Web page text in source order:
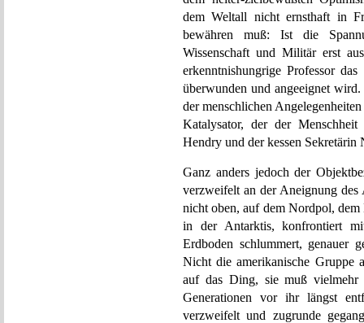
dem Weltall nicht ernsthaft in
bewähren muß: Ist die
Wissenschaft und Militär erst
erkenntnishungrige Professor
überwunden und angeeignet
der menschlichen
Katalysator, der der
Hendry und der kessen
Ganz anders jedoch der
verzweifelt an der Aneignung
nicht oben, auf dem Nordpol, dem
in der Antarktis, konfrontiert
Erdboden schlummert, genauer
Nicht die amerikanische Gruppe
auf das Ding, sie muß
Generationen vor ihr längst
verzweifelt und zugrunde